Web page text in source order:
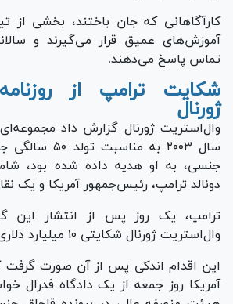
کارآگاهانی که جان باختند، بخشی از
آموزش‌های عمیق قرار می‌گیرند و
تماس پاسخ می‌دهند.
شکایت ترامپ از
ژورنال
وال‌استریت ژورنال گزارش داد
سال ۲۰۰۳ به
جنسی، به او هدیه داده شده بود،
دونالد ترامپ، رئیس‌جمهور آمریکا و یک
ترامپ، یک روز پس از انتشار این
وال‌استریت ژورنال شکایتی ۱۰ میلیارد دلاری مطرح کرد.
این اقدام اندکی پس از آن صورت گرفت
آمریکا روز جمعه از یک دادگاه فدرال